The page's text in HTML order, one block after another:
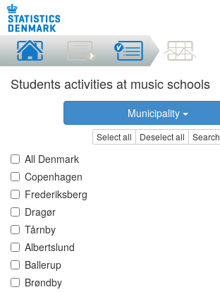
Students activities at music schools
Municipality
Select all Deselect all Search
All Denmark
Copenhagen
Frederiksberg
Dragør
Tårnby
Albertslund
Ballerup
Brøndby